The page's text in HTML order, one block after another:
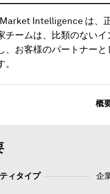
Intelligence は、
チームは、比類のない
、お客様のパートナー
。
概
ィタイプ 企